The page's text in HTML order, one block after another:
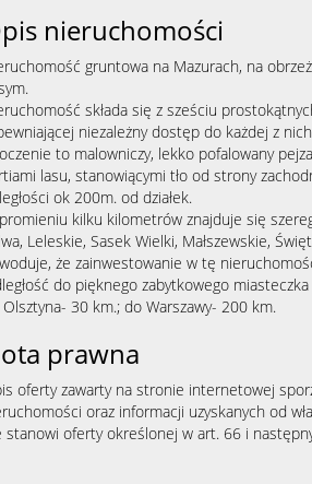
nieruchomości
gruntowa na Mazurach, na
składa się z sześciu
niezależny dostęp do każdej z
to malowniczy, lekko pofalowany
lasu, stanowiącymi tło od strony
ok 200m. od działek.
kilku kilometrów znajduje się
Leleskie, Sasek Wielki, Małszewskie,
że zainwestowanie w tę
do pięknego zabytkowego
30 km.; do Warszawy- 200 km.
prawna
oferty zawarty na stronie internetowej
oraz informacji uzyskanych od
stanowi oferty określonej w art. 66 i